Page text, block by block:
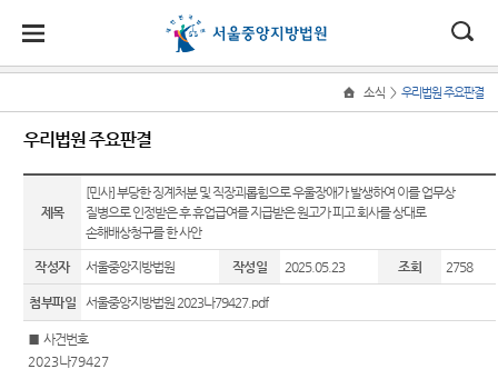
법원
소개
법원장
인사말
연혁
조직 및
전화번
호
소식
새소식
우리법
원 주요
판결
법원 게
시판
사이버
민원
민원안
법률상
담안내
자주묻
는질문
유관기
정보
지식재
산 전문
재판부
IP
Chambers
민생전
담재판
부
소통
법원에
바란다
부조리
신고센
터
법원견
학
소식 > 우리법원 주요판결
우리법원 주요판결
제목
[민사] 부당한 징계처분 및 직장괴롭힘으로 우울장애가 발생하여 이를 업무상
질병으로 인정받은 후 휴업급여를 지급받은 원고가 피고 회사를 상대로
손해배상청구를 한 사안
작성자 서울중앙지방법원 작성일 2025.05.23 조회 2758
첨부파일 서울중앙지방법원 2023나79427.pdf
■사건번호
2023나79427
원
보
소
통